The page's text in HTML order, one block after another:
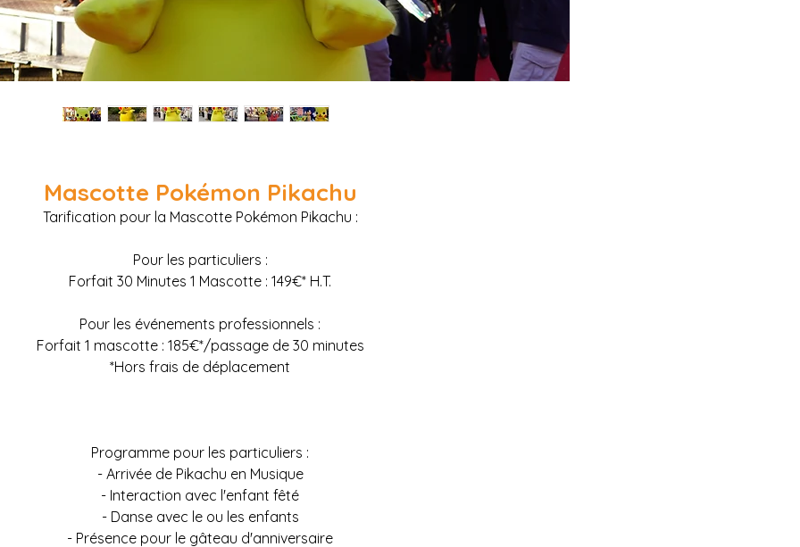
Mascotte Pokémon Pikachu
Tarification pour la Mascotte Pokémon Pikachu :
Pour les particuliers :
Forfait 30 Minutes 1 Mascotte : 149€* H.T.
Pour les événements professionnels :
Forfait 1 mascotte : 185€*/passage de 30 minutes
*Hors frais de déplacement
Programme pour les particuliers :
- Arrivée de Pikachu en Musique
- Interaction avec l'enfant fêté
- Danse avec le ou les enfants
- Présence pour le gâteau d'anniversaire